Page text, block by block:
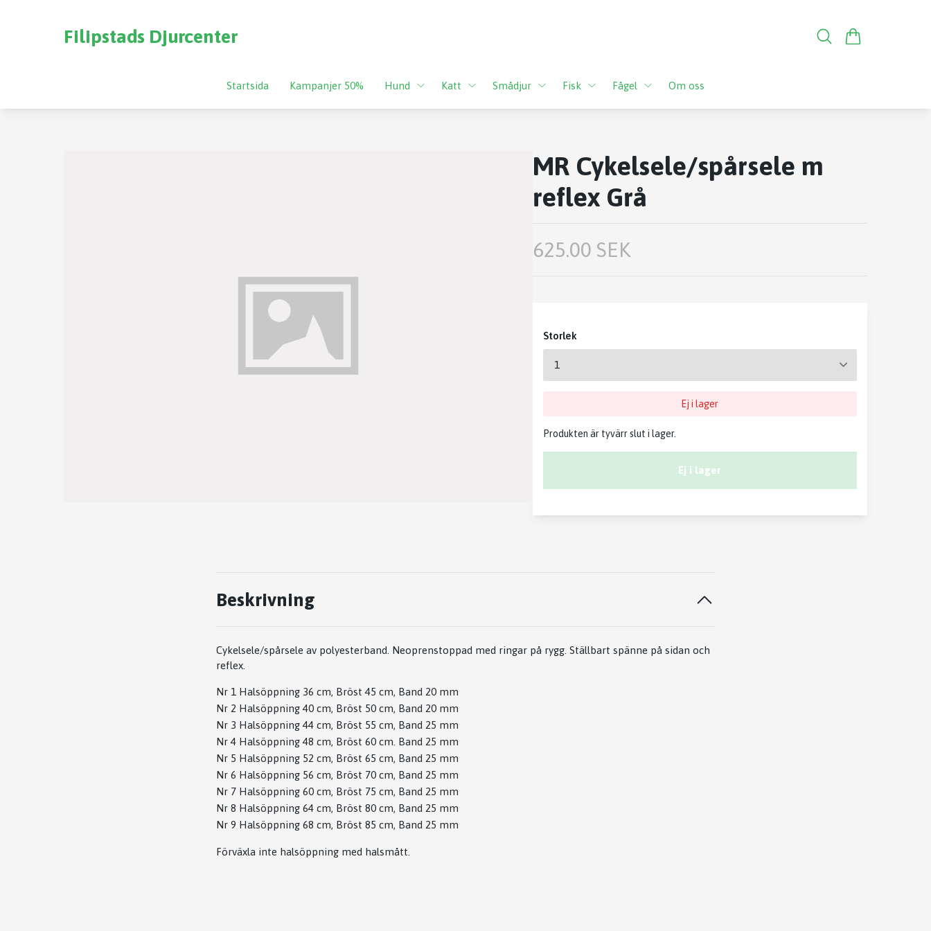
Filipstads Djurcenter
Startsida Kampanjer 50% Hund Katt Smådjur Fisk Fågel Om oss
MR Cykelsele/spårsele m
reflex Grå
625.00 SEK
Storlek
Ej i lager
Produkten är tyvärr slut i lager.
Ej i lager
Beskrivning
Cykelsele/spårsele av polyesterband. Neoprenstoppad med ringar på rygg. Ställbart spänne på sidan och
reflex.
Nr 1 Halsöppning 36 cm, Bröst 45 cm, Band 20 mm
Nr 2 Halsöppning 40 cm, Bröst 50 cm, Band 20 mm
Nr 3 Halsöppning 44 cm, Bröst 55 cm, Band 25 mm
Nr 4 Halsöppning 48 cm, Bröst 60 cm. Band 25 mm
Nr 5 Halsöppning 52 cm, Bröst 65 cm, Band 25 mm
Nr 6 Halsöppning 56 cm, Bröst 70 cm, Band 25 mm
Nr 7 Halsöppning 60 cm, Bröst 75 cm, Band 25 mm
Nr 8 Halsöppning 64 cm, Bröst 80 cm, Band 25 mm
Nr 9 Halsöppning 68 cm, Bröst 85 cm, Band 25 mm
Förväxla inte halsöppning med halsmått.